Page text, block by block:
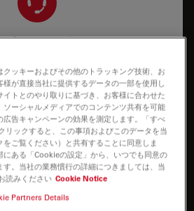
ス＆サポート
my system running: technical
parts, upgrades or software
licenses.
ッキーおよびその他のトラッキング技術、お
が直接当社に提供するデータの一部を使用し
トとのやり取りに基づき、お客様に合わせた
ソーシャルメディアでのコンテンツ共有を可能
広告キャンペーンの効果を測定します。「すべ
リックすると、この事項およびこのデータを当
ご覧ください）と共有することに同意しま
にある「Cookieの設定」から、いつでも同意の
。当社の業務慣行の詳細につきましては、当
読みください Cookie Notice
Partners Details